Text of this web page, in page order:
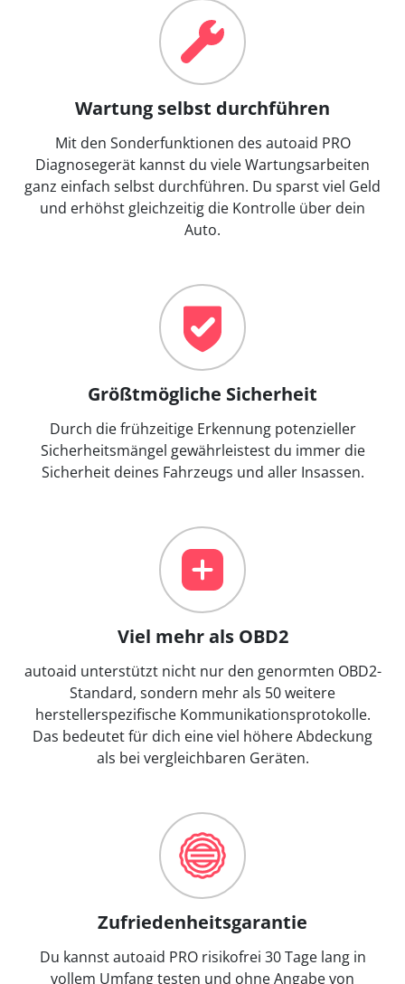
Wartung selbst durchführen
Mit den Sonderfunktionen des autoaid PRO
Diagnosegerät kannst du viele Wartungsarbeiten
ganz einfach selbst durchführen. Du sparst viel Geld
und erhöhst gleichzeitig die Kontrolle über dein
Auto.
Größtmögliche Sicherheit
Durch die frühzeitige Erkennung potenzieller
Sicherheitsmängel gewährleistest du immer die
Sicherheit deines Fahrzeugs und aller Insassen.
Viel mehr als OBD2
autoaid unterstützt nicht nur den genormten OBD2-
Standard, sondern mehr als 50 weitere
herstellerspezifische Kommunikationsprotokolle.
Das bedeutet für dich eine viel höhere Abdeckung
als bei vergleichbaren Geräten.
Zufriedenheitsgarantie
Du kannst autoaid PRO risikofrei 30 Tage lang in
vollem Umfang testen und ohne Angabe von